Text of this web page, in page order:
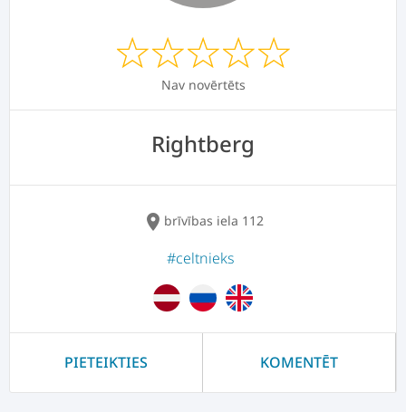
Nav novērtēts
Rightberg
location_on brīvības iela 112
#celtnieks
PIETEIKTIES KOMENTĒT